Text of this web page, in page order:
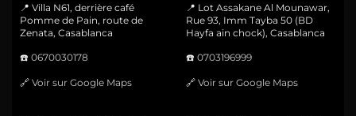
📍 Villa N61, derrière café
Pomme de Pain, route de
Zenata, Casablanca
☎️ 0670030178
🔗 Voir sur Google Maps
📍 Lot Assakane Al Mounawar,
Rue 93, Imm Tayba 50 (BD
Hayfa ain chock), Casablanca
☎️ 0703196999
🔗 Voir sur Google Maps